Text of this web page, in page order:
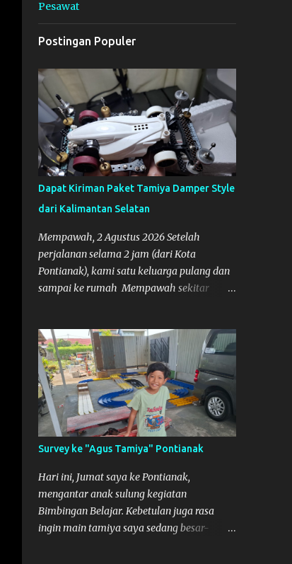
Pesawat
Postingan Populer
Dapat Kiriman Paket Tamiya Damper Style
dari Kalimantan Selatan
Mempawah, 2 Agustus 2026 Setelah
perjalanan selama 2 jam (dari Kota
Pontianak), kami satu keluarga pulang dan
sampai ke rumah Mempawah sekitar
Kalimantan Selatan. Tamiya IDC
Survey ke "Agus Tamiya" Pontianak
Hari ini, Jumat saya ke Pontianak,
mengantar anak sulung kegiatan
Bimbingan Belajar. Kebetulan juga rasa
ingin main tamiya saya sedang besar-